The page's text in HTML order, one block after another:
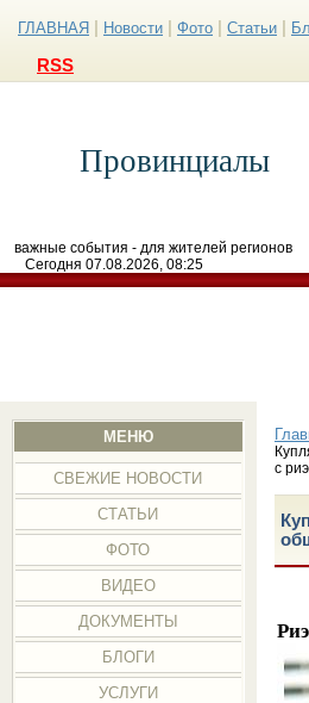
ГЛАВНАЯ Новости Фото Статьи
RSS
Провинциалы
важные события - для жителей регионов
Сегодня 07.08.2026, 08:25
МЕНЮ
СВЕЖИЕ НОВОСТИ
СТАТЬИ
ФОТО
ВИДЕО
ДОКУМЕНТЫ
БЛОГИ
УСЛУГИ
с